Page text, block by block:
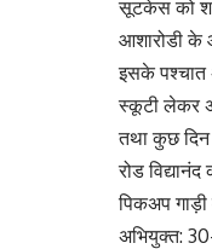
सूटकेस को
आशारोडी
इसके
स्कूटी लेकर
तथा कुछ
रोड
पिकअप
अभियुक्त: